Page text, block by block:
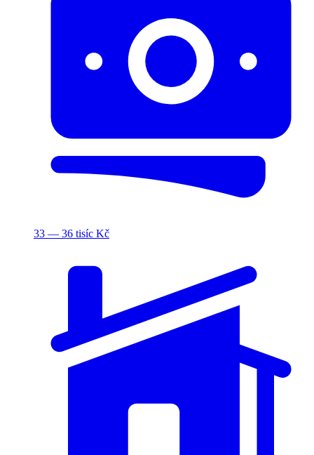
33 — 36 tisíc Kč